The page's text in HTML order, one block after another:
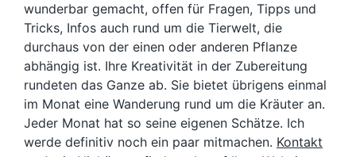
wunderbar gemacht, offen für Fragen, Tipps und
Tricks, Infos auch rund um die Tierwelt, die
durchaus von der einen oder anderen Pflanze
abhängig ist. Ihre Kreativität in der Zubereitung
rundeten das Ganze ab. Sie bietet übrigens einmal
im Monat eine Wanderung rund um die Kräuter an.
Jeder Monat hat so seine eigenen Schätze. Ich
werde definitiv noch ein paar mitmachen. Kontakt